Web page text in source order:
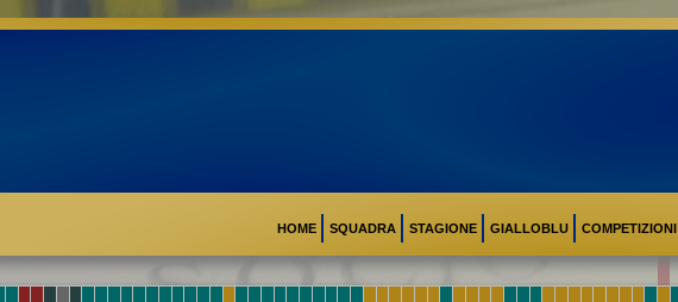
HOME SQUADRA STAGIONE GIALLOBLU COMPETIZIONI